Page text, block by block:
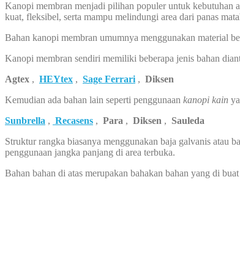
Kanopi membran menjadi pilihan populer untuk kebutuhan
kuat, fleksibel, serta mampu melindungi area dari panas
Bahan kanopi membran umumnya menggunakan material
Kanopi membran sendiri memiliki beberapa jenis bahan
Agtex , HEYtex , Sage Ferrari , Diksen
Kemudian ada bahan lain seperti penggunaan kanopi kain
Sunbrella , Recasens , Para , Diksen , Sauleda
Struktur rangka biasanya menggunakan baja galvanis atau
penggunaan jangka panjang di area terbuka.
Bahan bahan di atas merupakan bahakan bahan yang di